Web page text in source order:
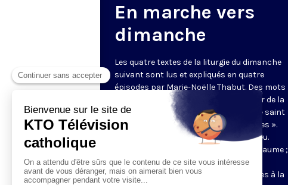
En marche vers
dimanche
Les quatre textes de la liturgie du dimanche
suivant sont lus et expliqués en quatre
épisodes par Marie-Noëlle Thabut. Des mots
simples et lumineux pour aller au cœur de la
Révélation biblique, entrer dans ce que saint
Luc appelle « l’intelligence des Écritures ».
Chaque jour, vivez avec la Parole de Dieu.
Lundi, la première lecture ; mardi, le psaume ;
mercredi, la deuxième lecture ; jeudi,
l’Évangile ; vendredi, les quatre épisodes à la